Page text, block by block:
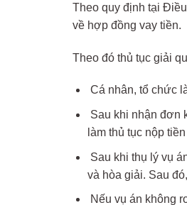
Theo quy định tại
về hợp đồng vay tiền.
Theo đó thủ tục giải
Cá nhân, tổ chức
Sau khi nhận đơn
làm thủ tục nộp
Sau khi thụ lý vụ
và hòa giải. Sau
Nếu vụ án không